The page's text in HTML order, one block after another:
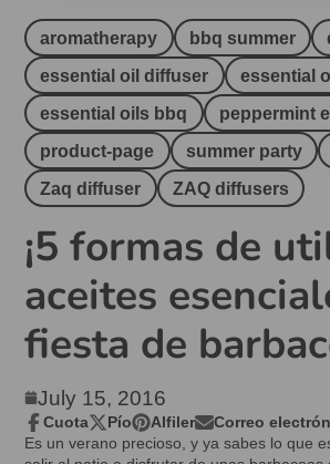
aromatherapy bbq summer
essential oil diffuser
essential
essential oils bbq
peppermint
product-page
summer party
Zaq diffuser
ZAQ diffusers
¡5 formas de
aceites
fiesta de
July 15, 2016
Cuota
Compartir
en
Se
abre
Pío
Twittear
en
Se
abre
Alfiler
Pin
en
Se
abre
Correo
Compartir
por
Es un verano precioso, y ya sabes lo que